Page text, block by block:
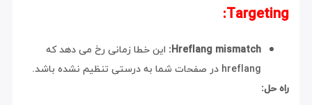
Targeting:
Hreflang mismatch: این خطا زمانی رخ می دهد که
hreflang در صفحات شما به درستی تنظیم نشده باشد.
راه حل: